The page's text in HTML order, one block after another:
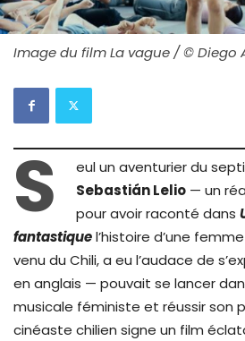
Image du film La vague / © Diego
S
eul un aventurier du
Sebastián Lelio — un
pour avoir raconté dans
fantastiquel’histoire d’une
venu du Chili, a eu l’audace de
en anglais — pouvait se lancer
musicale féministe et réussir son
cinéaste chilien signe un film